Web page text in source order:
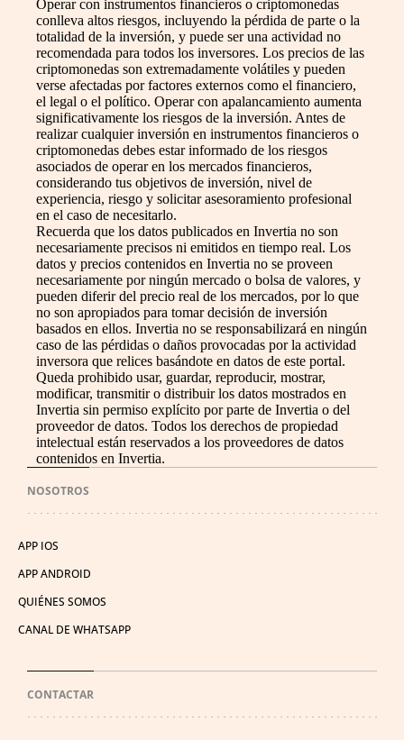
Operar con instrumentos financieros o criptomonedas
conlleva altos riesgos, incluyendo la pérdida de parte o la
totalidad de la inversión, y puede ser una actividad no
recomendada para todos los inversores. Los precios de las
criptomonedas son extremadamente volátiles y pueden
verse afectadas por factores externos como el financiero,
el legal o el político. Operar con apalancamiento aumenta
significativamente los riesgos de la inversión. Antes de
realizar cualquier inversión en instrumentos financieros o
criptomonedas debes estar informado de los riesgos
asociados de operar en los mercados financieros,
considerando tus objetivos de inversión, nivel de
experiencia, riesgo y solicitar asesoramiento profesional
en el caso de necesitarlo.
Recuerda que los datos publicados en Invertia no son
necesariamente precisos ni emitidos en tiempo real. Los
datos y precios contenidos en Invertia no se proveen
necesariamente por ningún mercado o bolsa de valores, y
pueden diferir del precio real de los mercados, por lo que
no son apropiados para tomar decisión de inversión
basados en ellos. Invertia no se responsabilizará en ningún
caso de las pérdidas o daños provocadas por la actividad
inversora que relices basándote en datos de este portal.
Queda prohibido usar, guardar, reproducir, mostrar,
modificar, transmitir o distribuir los datos mostrados en
Invertia sin permiso explícito por parte de Invertia o del
proveedor de datos. Todos los derechos de propiedad
intelectual están reservados a los proveedores de datos
contenidos en Invertia.
NOSOTROS
APP IOS
APP ANDROID
QUIÉNES SOMOS
CANAL DE WHATSAPP
CONTACTAR